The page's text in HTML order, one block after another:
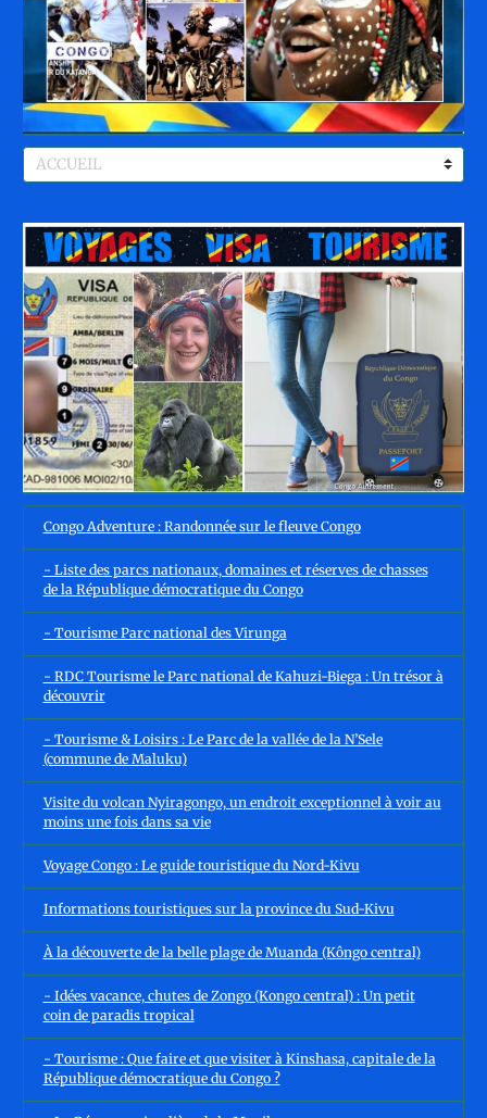
Congo Adventure : Randonnée sur le fleuve Congo
- Liste des parcs nationaux, domaines et réserves de chasses
de la République démocratique du Congo
- Tourisme Parc national des Virunga
- RDC Tourisme le Parc national de Kahuzi-Biega : Un trésor à
découvrir
- Tourisme & Loisirs : Le Parc de la vallée de la N’Sele
(commune de Maluku)
Visite du volcan Nyiragongo, un endroit exceptionnel à voir au
moins une fois dans sa vie
Voyage Congo : Le guide touristique du Nord-Kivu
Informations touristiques sur la province du Sud-Kivu
À la découverte de la belle plage de Muanda (Kôngo central)
- Idées vacance, chutes de Zongo (Kongo central) : Un petit
coin de paradis tropical
- Tourisme : Que faire et que visiter à Kinshasa, capitale de la
République démocratique du Congo ?